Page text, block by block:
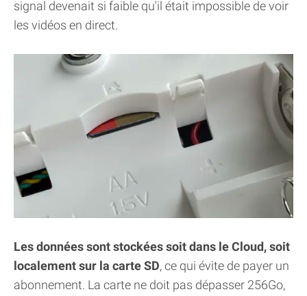
signal devenait si faible qu'il était impossible de voir
les vidéos en direct.
Les données sont stockées soit dans le Cloud, soit
localement sur la carte SD, ce qui évite de payer un
abonnement. La carte ne doit pas dépasser 256Go,